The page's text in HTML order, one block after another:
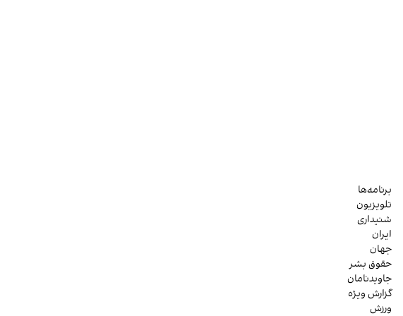
برنامه‌ها
تلویزیون
شنیداری
ایران
جهان
حقوق بشر
جاویدنامان
گزارش ویژه
ورزش